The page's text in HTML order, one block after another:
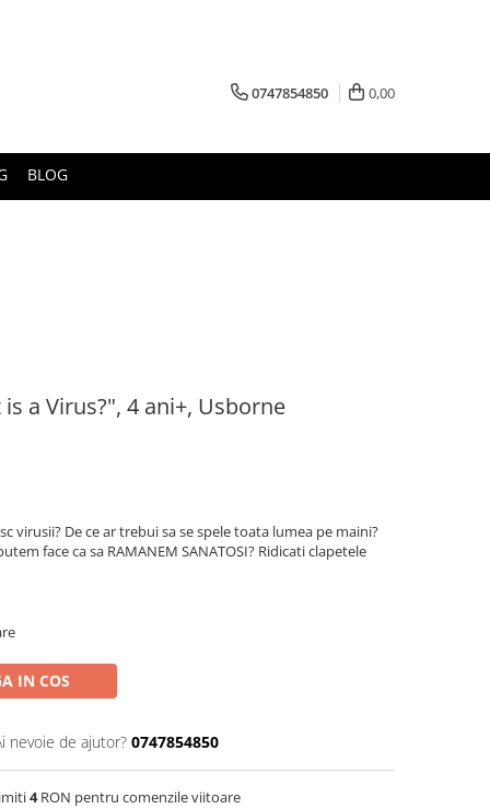
0747854850 0,00
BLOG
a Virus?", 4 ani+, Usborne
virusii? De ce ar trebui sa se spele toata lumea pe maini?
face ca sa RAMANEM SANATOSI? Ridicati clapetele
IN COS
nevoie de ajutor? 0747854850
4RON pentru comenzile viitoare